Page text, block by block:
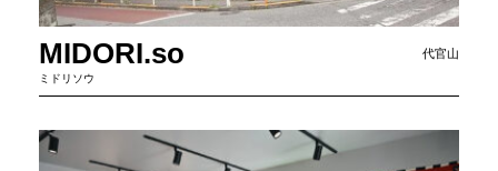
MIDORI.so
ミドリソウ
代官山